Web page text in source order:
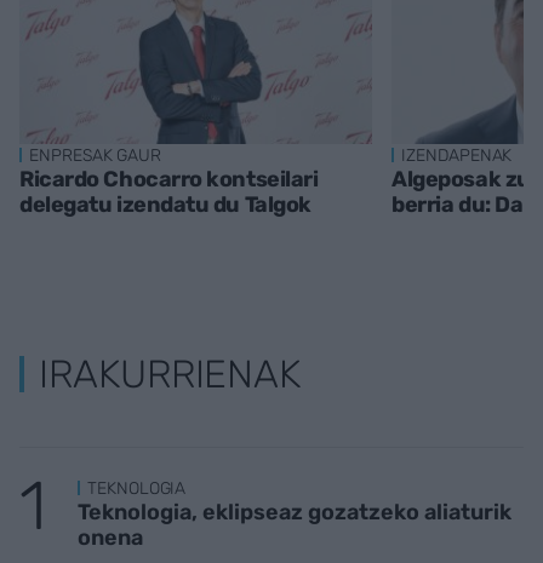
ENPRESAK GAUR
Ricardo Chocarro kontseilari
delegatu izendatu du Talgok
IZENDAPENAK
Algeposak
berria du:
IRAKURRIENAK
TEKNOLOGIA
Teknologia, eklipseaz gozatzeko aliaturik
onena